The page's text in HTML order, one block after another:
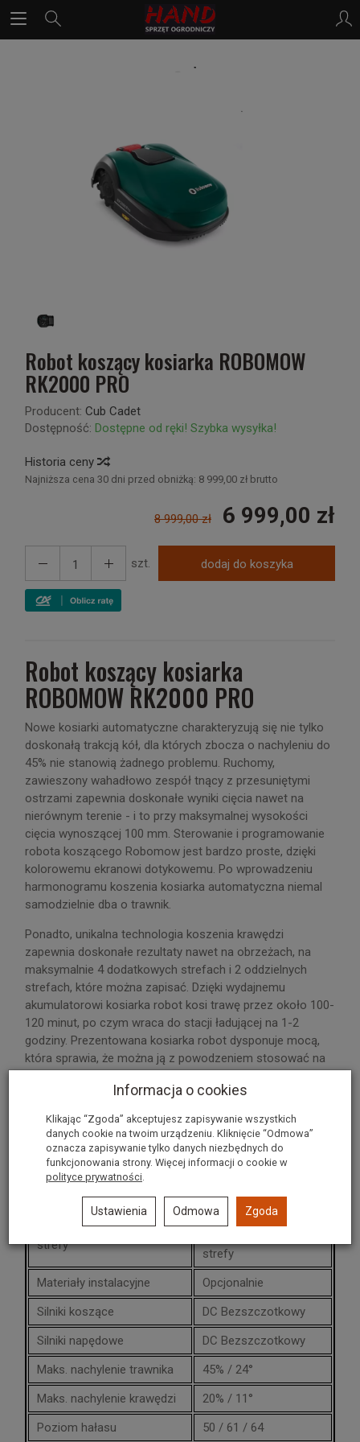
Robot koszący kosiarka ROBOMOW
RK2000 PRO
Producent: Cub Cadet
Dostępność: Dostępne od ręki! Szybka wysyłka!
Historia ceny
Najniższa cena 30 dni przed obniżką: 8 999,00 zł brutto
8 999,00 zł 6 999,00 zł
szt. dodaj do koszyka
Robot koszący kosiarka
ROBOMOW RK2000 PRO
Nowe kosiarki automatyczne charakteryzują się nie tylko
doskonałą trakcją kół, dla których zbocza o nachyleniu do
45% nie stanowią żadnego problemu. Ruchomy,
zawieszony wahadłowo zespół tnący z przesuniętymi
ostrzami zapewnia doskonałe wyniki cięcia nawet na
nierównym terenie - i to przy maksymalnej wysokości
cięcia wynoszącej 100 mm. Sterowanie i programowanie
robota koszącego Robomow jest bardzo proste, dzięki
kolorowemu ekranowi dotykowemu. Po wprowadzeniu
harmonogramu koszenia kosiarka automatyczna niemal
samodzielnie dba o trawnik.
Ponadto, unikalna technologia koszenia krawędzi
zapewnia doskonałe rezultaty nawet na obrzeżach, na
maksymalnie 4 dodatkowych strefach i 2 oddzielnych
strefach, które można zapisać. Dzięki wydajnemu
akumulatorowi kosiarka robot kosi trawę przez około 100-
120 minut, po czym wraca do stacji ładującej na 1-2
godziny. Prezentowana kosiarka robot dysponuje mocą,
która sprawia, że można ją z powodzeniem stosować na
Zalecana powierzchnia
trawnika[m2]
2000
Szerokość koszenia
21
Podstrefy / oddzielne
strefy
1 strefa główna, 4
strefy
Materiały instalacyjne
Opcjonalnie
Silniki koszące
DC Bezszczotkowy
Silniki napędowe
DC Bezszczotkowy
Maks. nachylenie trawnika
45% / 24°
Maks. nachylenie krawędzi
20% / 11°
Poziom hałasu
50 / 61 / 64
Informacja o cookies
Klikając “Zgoda” akceptujesz zapisywanie wszystkich
danych cookie na twoim urządzeniu. Kliknięcie “Odmowa”
oznacza zapisywanie tylko danych niezbędnych do
funkcjonowania strony. Więcej informacji o cookie w
polityce prywatności.
Ustawienia Odmowa Zgoda